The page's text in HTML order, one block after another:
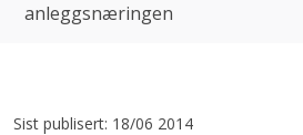
anleggsnæringen
Sist publisert: 18/06 2014